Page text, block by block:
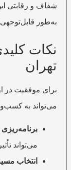
شفاف و رقابتی
به‌طور
نکات
تهران
برای موفقیت در
می‌تواند به
می‌تواند
انتخاب